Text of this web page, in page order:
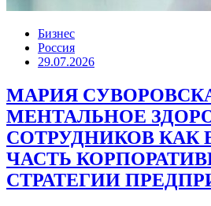
Бизнес
Россия
29.07.2026
МАРИЯ
МЕНТАЛЬНОЕ
СОТРУДНИКОВ КАК
ЧАСТЬ
СТРАТЕГИИ